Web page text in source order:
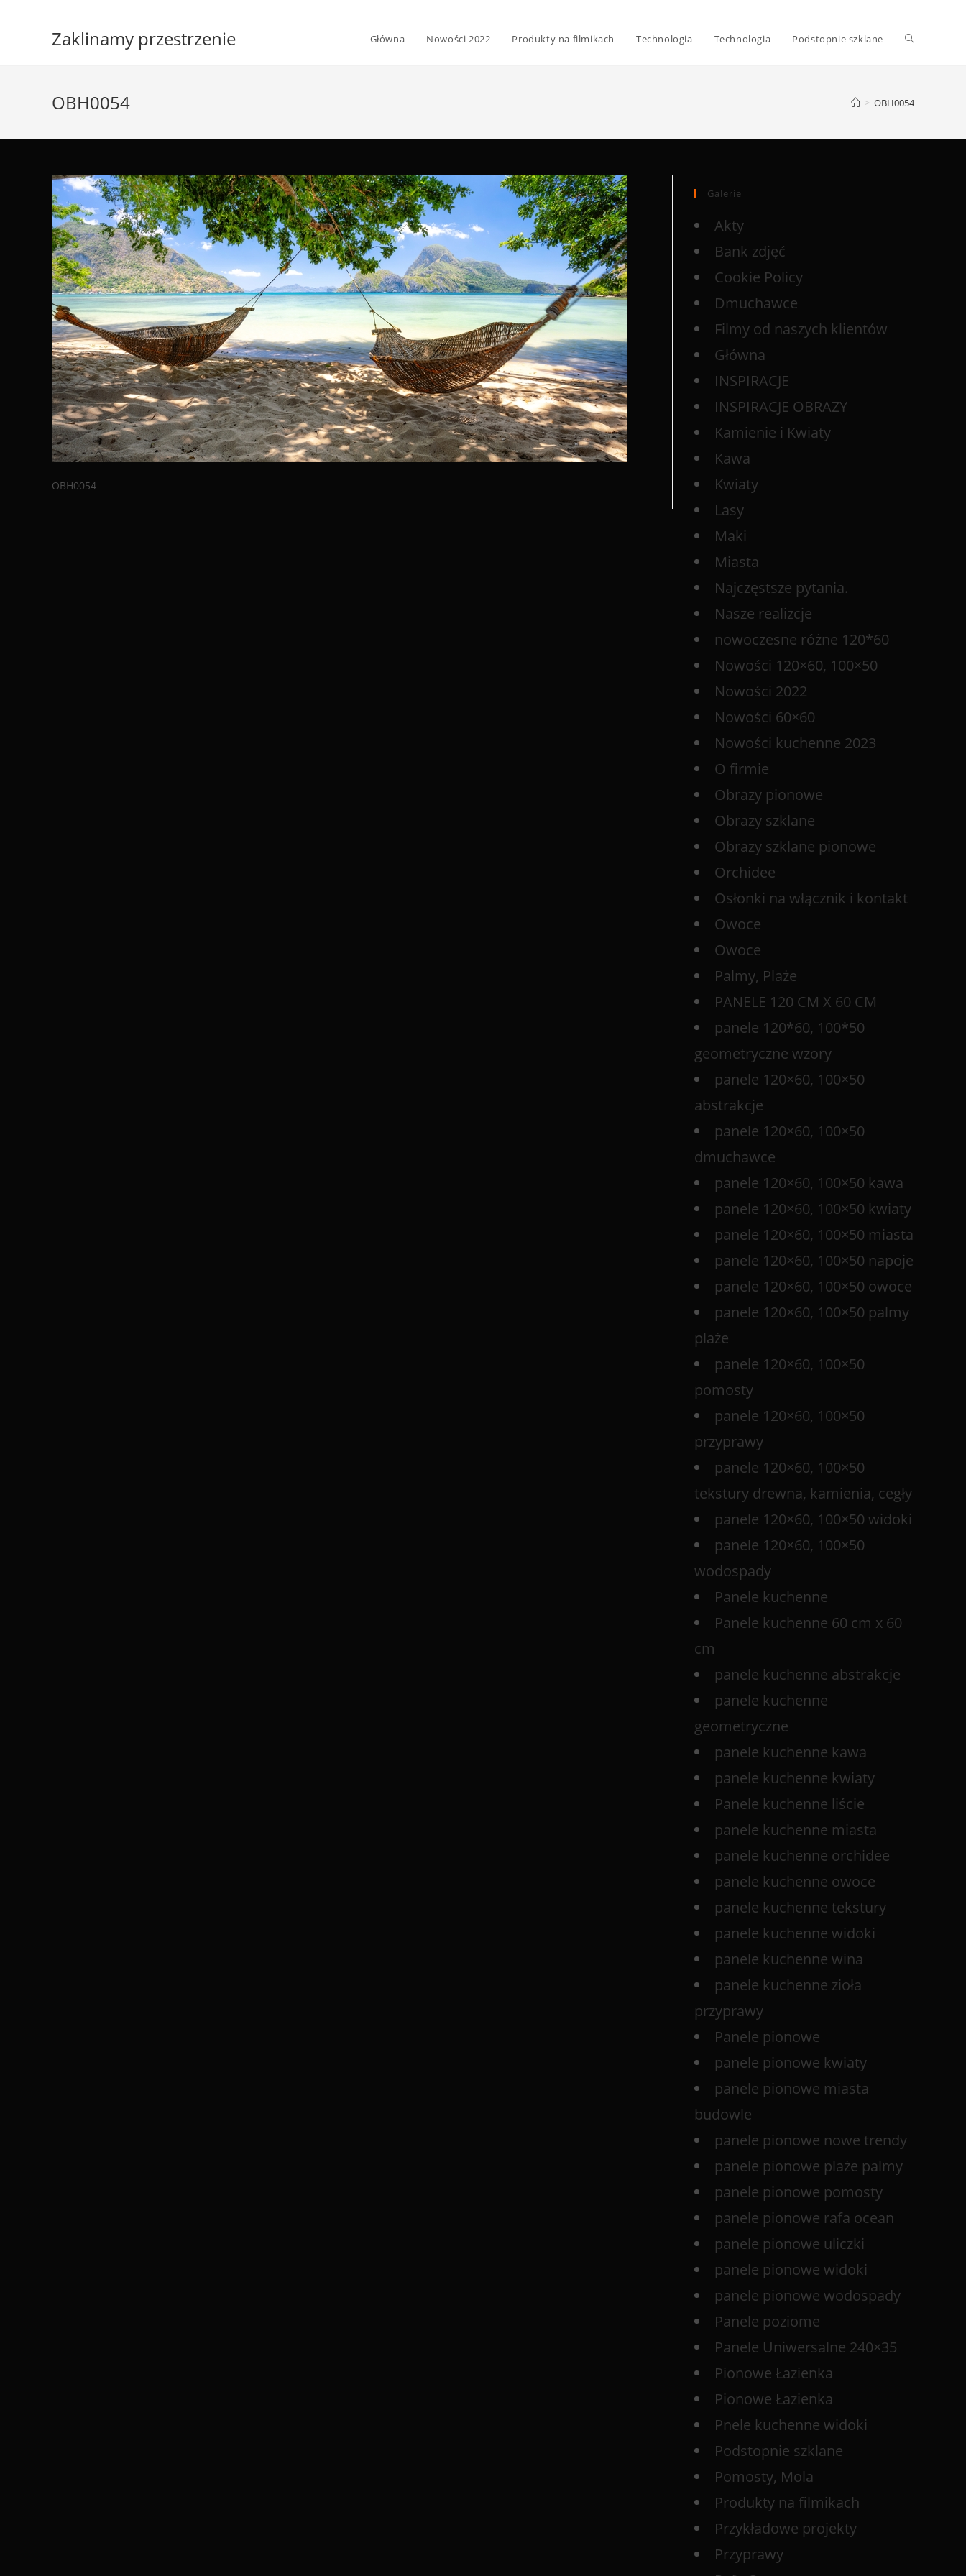
Zaklinamy przestrzenie Główna Nowości 2022 Produkty na filmikach Technologia Technologia Podstopnie szklane
OBH0054 > OBH0054
OBH0054
Galerie
Akty
Bank zdjęć
Cookie Policy
Dmuchawce
Filmy od naszych klientów
Główna
INSPIRACJE
INSPIRACJE OBRAZY
Kamienie i Kwiaty
Kawa
Kwiaty
Lasy
Maki
Miasta
Najczęstsze pytania.
Nasze realizcje
nowoczesne różne 120*60
Nowości 120×60, 100×50
Nowości 2022
Nowości 60×60
Nowości kuchenne 2023
O firmie
Obrazy pionowe
Obrazy szklane
Obrazy szklane pionowe
Orchidee
Osłonki na włącznik i kontakt
Owoce
Owoce
Palmy, Plaże
PANELE 120 CM X 60 CM
panele 120*60, 100*50
geometryczne wzory
panele 120×60, 100×50
abstrakcje
panele 120×60, 100×50
dmuchawce
panele 120×60, 100×50 kawa
panele 120×60, 100×50 kwiaty
panele 120×60, 100×50 miasta
panele 120×60, 100×50 napoje
panele 120×60, 100×50 owoce
panele 120×60, 100×50 palmy
plaże
panele 120×60, 100×50
pomosty
panele 120×60, 100×50
przyprawy
panele 120×60, 100×50
tekstury drewna, kamienia, cegły
panele 120×60, 100×50 widoki
panele 120×60, 100×50
wodospady
Panele kuchenne
Panele kuchenne 60 cm x 60
cm
panele kuchenne abstrakcje
panele kuchenne
geometryczne
panele kuchenne kawa
panele kuchenne kwiaty
Panele kuchenne liście
panele kuchenne miasta
panele kuchenne orchidee
panele kuchenne owoce
panele kuchenne tekstury
panele kuchenne widoki
panele kuchenne wina
panele kuchenne zioła
przyprawy
Panele pionowe
panele pionowe kwiaty
panele pionowe miasta
budowle
panele pionowe nowe trendy
panele pionowe plaże palmy
panele pionowe pomosty
panele pionowe rafa ocean
panele pionowe uliczki
panele pionowe widoki
panele pionowe wodospady
Panele poziome
Panele Uniwersalne 240×35
Pionowe Łazienka
Pionowe Łazienka
Pnele kuchenne widoki
Podstopnie szklane
Pomosty, Mola
Produkty na filmikach
Przykładowe projekty
Przyprawy